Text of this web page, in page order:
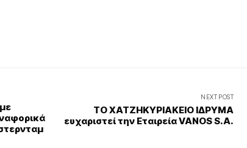
NEXT POST
ΤΟ ΧΑΤΖΗΚΥΡΙΑΚΕΙΟ ΙΔΡΥΜΑ
ευχαριστεί την Εταιρεία VANOS S.A.